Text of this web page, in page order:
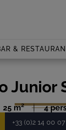
&
Junior
25 m² 4
+33 (0)2 14 00